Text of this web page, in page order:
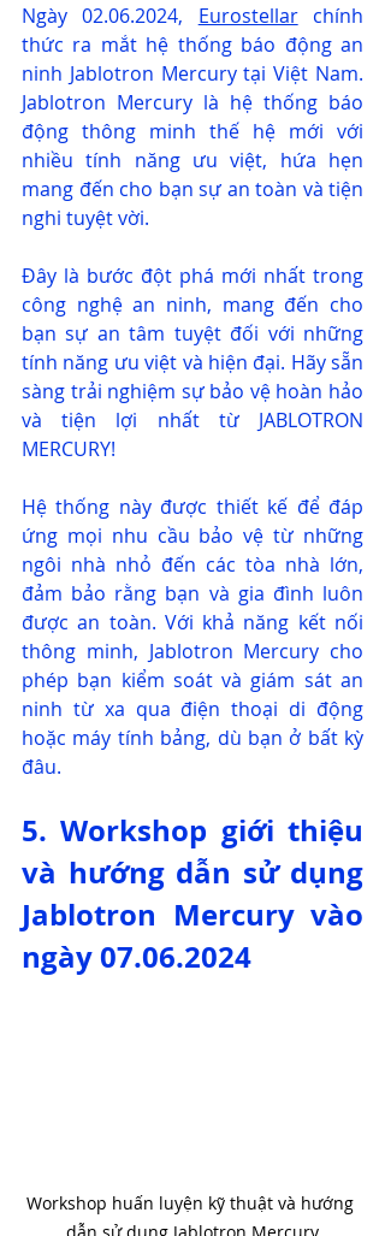
Ngày 02.06.2024, Eurostellar chính
thức ra mắt hệ thống báo động an
ninh Jablotron Mercury tại Việt Nam.
Jablotron Mercury là hệ thống báo
động thông minh thế hệ mới với
nhiều tính năng ưu việt, hứa hẹn
mang đến cho bạn sự an toàn và tiện
nghi tuyệt vời.
Đây là bước đột phá mới nhất trong
công nghệ an ninh, mang đến cho
bạn sự an tâm tuyệt đối với những
tính năng ưu việt và hiện đại. Hãy sẵn
sàng trải nghiệm sự bảo vệ hoàn hảo
và tiện lợi nhất từ JABLOTRON
MERCURY!
Hệ thống này được thiết kế để đáp
ứng mọi nhu cầu bảo vệ từ những
ngôi nhà nhỏ đến các tòa nhà lớn,
đảm bảo rằng bạn và gia đình luôn
được an toàn. Với khả năng kết nối
thông minh, Jablotron Mercury cho
phép bạn kiểm soát và giám sát an
ninh từ xa qua điện thoại di động
hoặc máy tính bảng, dù bạn ở bất kỳ
đâu.
5. Workshop giới thiệu
và hướng dẫn sử dụng
Jablotron Mercury vào
ngày 07.06.2024
Workshop huấn luyện kỹ thuật và hướng